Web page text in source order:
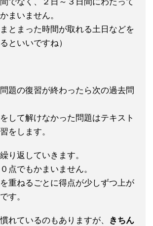
でなく、２日～３日間にわたって
まいません。
まとまった時間が取れる土日などを
といいですね）
題の復習が終わったら次の過去問
して解けなかった問題はテキスト
をします。
り返していきます。
点でもかまいません。
重ねるごとに得点が少しずつ上が
す。
れているのもありますが、
きちん